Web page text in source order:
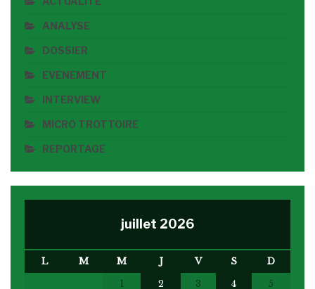
ANALYSE
DOSSIER
EVENEMENT
INTERVIEW
MICRO TROTTOIRE
REPORTAGE
juillet 2026
L M M J V S
D
1
2 3 4
5